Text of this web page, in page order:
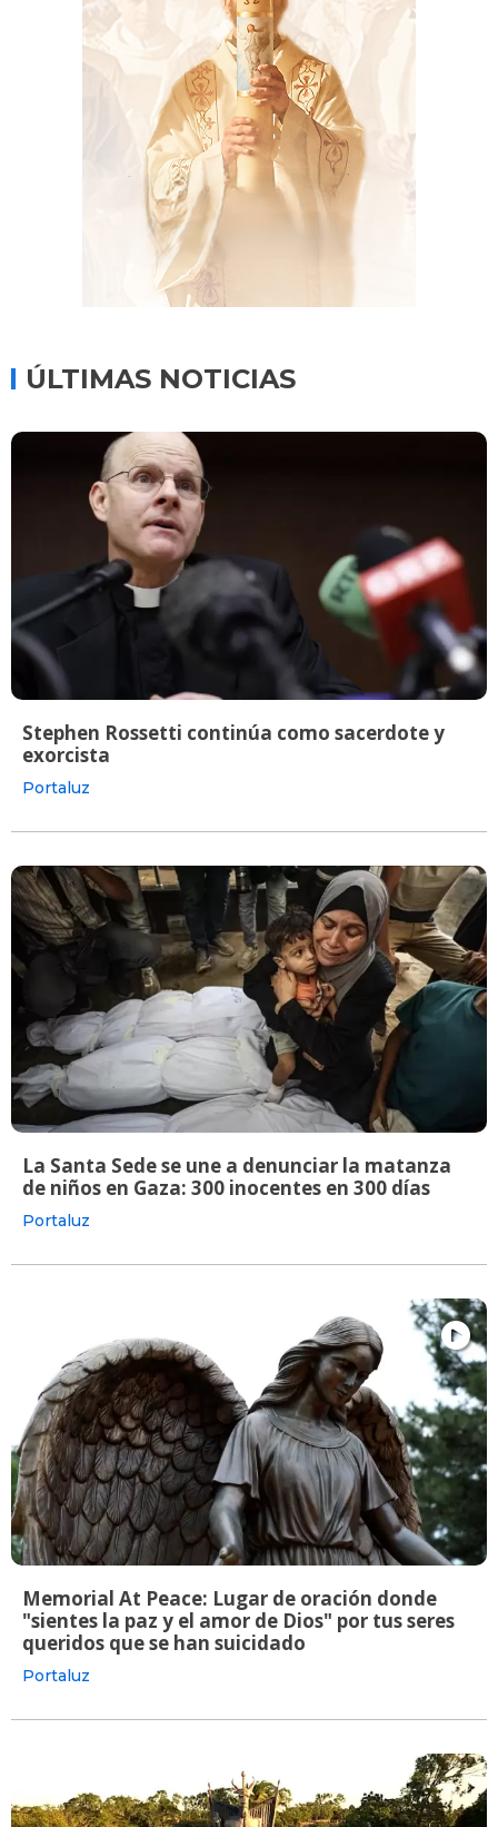
ÚLTIMAS NOTICIAS
Stephen Rossetti continúa como sacerdote y
exorcista
Portaluz
La Santa Sede se une a denunciar la matanza
de niños en Gaza: 300 inocentes en 300 días
Portaluz
Memorial At Peace: Lugar de oración donde
"sientes la paz y el amor de Dios" por tus seres
queridos que se han suicidado
Portaluz